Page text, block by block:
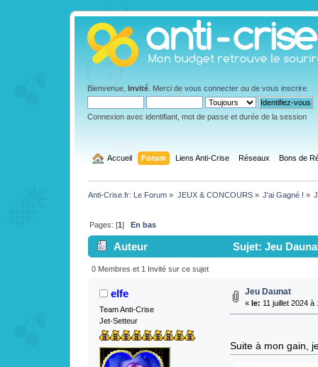
Bienvenue, Invité . Merci de vous connecter ou de vous inscrire
Connexion avec identifiant, mot de passe et durée de la session
Accueil Forum Liens Anti-Crise Réseaux Bons de
Anti-Crise.fr: Le Forum » JEUX & CONCOURS» J'ai Gagné ! »
Pages: [1]En bas
Auteur Sujet: Jeu
0 Membres et 1 Invité sur ce sujet
elfe
Team Anti-Crise
Jet-Setteur
Jeu Daunat
« le: 11 juillet 2024 à
Suite à mon gain,